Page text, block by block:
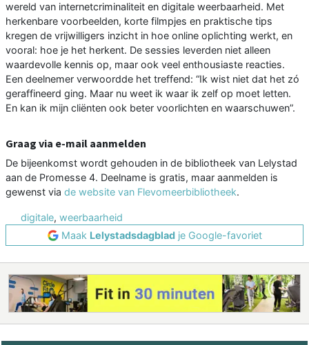
wereld van internetcriminaliteit en digitale weerbaarheid. Met
herkenbare voorbeelden, korte filmpjes en praktische tips
kregen de vrijwilligers inzicht in hoe online oplichting werkt, en
vooral: hoe je het herkent. De sessies leverden niet alleen
waardevolle kennis op, maar ook veel enthousiaste reacties.
Een deelnemer verwoordde het treffend: “Ik wist niet dat het zó
geraffineerd ging. Maar nu weet ik waar ik zelf op moet letten.
En kan ik mijn cliënten ook beter voorlichten en waarschuwen”.
Graag via e-mail aanmelden
De bijeenkomst wordt gehouden in de bibliotheek van Lelystad
aan de Promesse 4. Deelname is gratis, maar aanmelden is
gewenst via de website van Flevomeerbibliotheek.
digitale, weerbaarheid
Maak Lelystadsdagbladje Google-favoriet